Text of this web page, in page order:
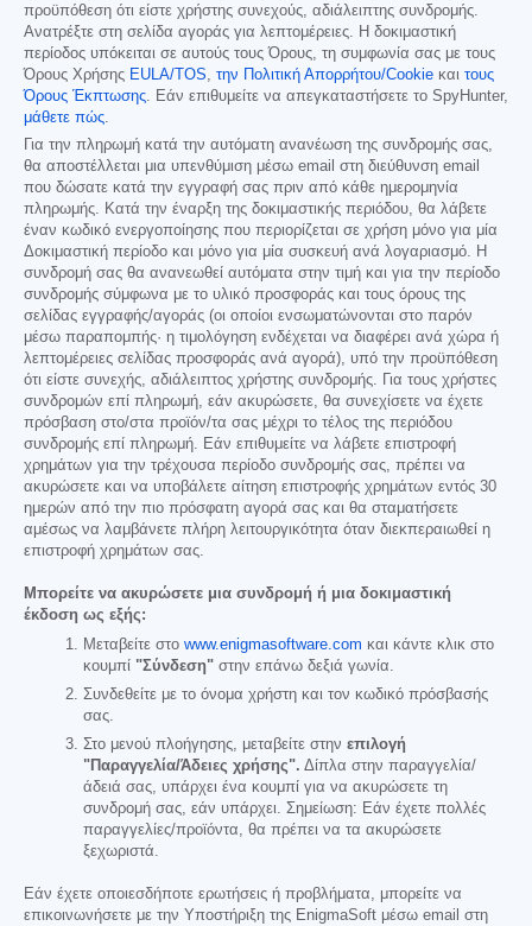
προϋπόθεση ότι είστε χρήστης συνεχούς, αδιάλειπτης συνδρομής.
Ανατρέξτε στη σελίδα αγοράς για λεπτομέρειες. Η δοκιμαστική
περίοδος υπόκειται σε αυτούς τους Όρους, τη συμφωνία σας με τους
Όρους Χρήσης EULA/TOS, την Πολιτική Απορρήτου/Cookie και τους
Όρους Έκπτωσης. Εάν επιθυμείτε να απεγκαταστήσετε το SpyHunter,
μάθετε πώς.
Για την πληρωμή κατά την αυτόματη ανανέωση της συνδρομής σας,
θα αποστέλλεται μια υπενθύμιση μέσω email στη διεύθυνση email
που δώσατε κατά την εγγραφή σας πριν από κάθε ημερομηνία
πληρωμής. Κατά την έναρξη της δοκιμαστικής περιόδου, θα λάβετε
έναν κωδικό ενεργοποίησης που περιορίζεται σε χρήση μόνο για μία
Δοκιμαστική περίοδο και μόνο για μία συσκευή ανά λογαριασμό. Η
συνδρομή σας θα ανανεωθεί αυτόματα στην τιμή και για την περίοδο
συνδρομής σύμφωνα με το υλικό προσφοράς και τους όρους της
σελίδας εγγραφής/αγοράς (οι οποίοι ενσωματώνονται στο παρόν
μέσω παραπομπής· η τιμολόγηση ενδέχεται να διαφέρει ανά χώρα ή
λεπτομέρειες σελίδας προσφοράς ανά αγορά), υπό την προϋπόθεση
ότι είστε συνεχής, αδιάλειπτος χρήστης συνδρομής. Για τους χρήστες
συνδρομών επί πληρωμή, εάν ακυρώσετε, θα συνεχίσετε να έχετε
πρόσβαση στο/στα προϊόν/τα σας μέχρι το τέλος της περιόδου
συνδρομής επί πληρωμή. Εάν επιθυμείτε να λάβετε επιστροφή
χρημάτων για την τρέχουσα περίοδο συνδρομής σας, πρέπει να
ακυρώσετε και να υποβάλετε αίτηση επιστροφής χρημάτων εντός 30
ημερών από την πιο πρόσφατη αγορά σας και θα σταματήσετε
αμέσως να λαμβάνετε πλήρη λειτουργικότητα όταν διεκπεραιωθεί η
επιστροφή χρημάτων σας.
Μπορείτε να ακυρώσετε μια συνδρομή ή μια δοκιμαστική
έκδοση ως εξής:
Μεταβείτε στο www.enigmasoftware.com και κάντε κλικ στο
κουμπί "Σύνδεση" στην επάνω δεξιά γωνία.
Συνδεθείτε με το όνομα χρήστη και τον κωδικό πρόσβασής
σας.
Στο μενού πλοήγησης, μεταβείτε στην επιλογή
"Παραγγελία/Άδειες χρήσης". Δίπλα στην παραγγελία/
άδειά σας, υπάρχει ένα κουμπί για να ακυρώσετε τη
συνδρομή σας, εάν υπάρχει. Σημείωση: Εάν έχετε πολλές
παραγγελίες/προϊόντα, θα πρέπει να τα ακυρώσετε
ξεχωριστά.
Εάν έχετε οποιεσδήποτε ερωτήσεις ή προβλήματα, μπορείτε να
επικοινωνήσετε με την Υποστήριξη της EnigmaSoft μέσω email στη